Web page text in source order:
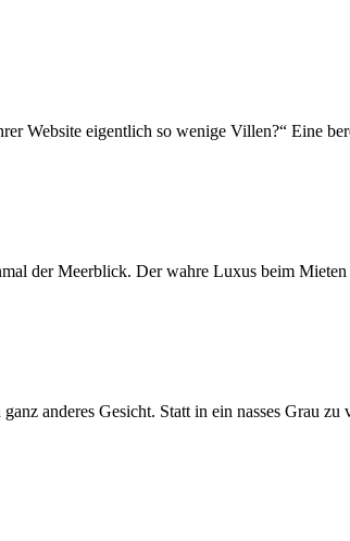
Website eigentlich so wenige Villen?“ Eine
der Meerblick. Der wahre Luxus beim Mieten
anderes Gesicht. Statt in ein nasses Grau zu